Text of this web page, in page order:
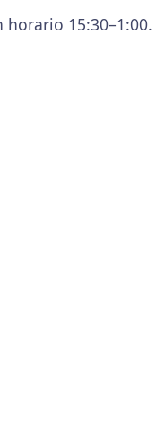
15:30–1:00.